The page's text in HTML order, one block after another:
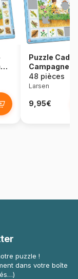
Puzzle
Campagne
Russe)
48 pièces
Larsen
9,95€
puzzle !
dans votre boîte